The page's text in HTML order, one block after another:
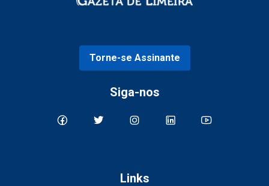
Torne-se Assinante
Siga-nos
Links